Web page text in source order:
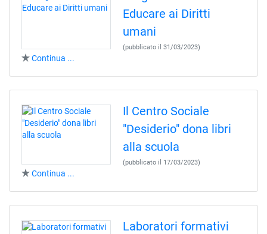
Educare ai Diritti
umani
(pubblicato il 31/03/2023)
Continua ...
Il Centro Sociale
"Desiderio" dona libri
alla scuola
(pubblicato il 17/03/2023)
Continua ...
Laboratori formativi